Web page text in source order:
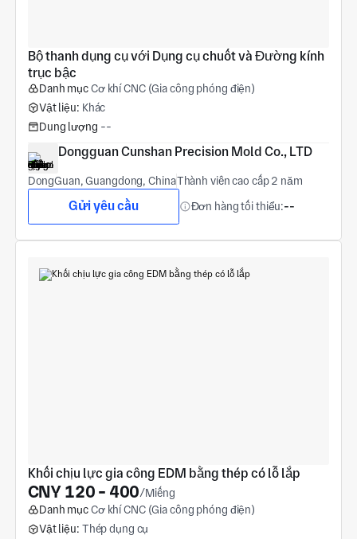
Bộ thanh dụng cụ với Dụng cụ chuốt và Đường kính
trục bậc
Danh mụcCơ khí CNC (Gia công phóng điện)
Vật liệu: Khác
Dung lượng --
Dongguan Cunshan Precision Mold Co., LTD
DongGuan, Guangdong, ChinaThành viên cao cấp 2 năm
Gửi yêu cầu Đơn hàng tối thiểu:--
Khối chịu lực gia công EDM bằng thép có lỗ lắp
CNY 120 - 400/Miếng
Danh mụcCơ khí CNC (Gia công phóng điện)
Vật liệu: Thép dụng cụ